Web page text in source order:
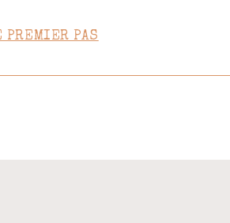
PREMIER PAS